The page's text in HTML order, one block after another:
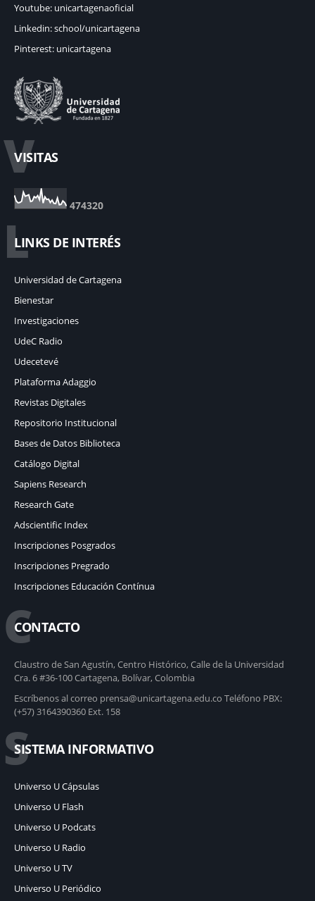
Youtube: unicartagenaoficial
Linkedin: school/unicartagena
Pinterest: unicartagena
V
VISITAS
474320
L
LINKS DE INTERÉS
Universidad de Cartagena
Bienestar
Investigaciones
UdeC Radio
Udecetevé
Plataforma Adaggio
Revistas Digitales
Repositorio Institucional
Bases de Datos Biblioteca
Catálogo Digital
Sapiens Research
Research Gate
Adscientific Index
Inscripciones Posgrados
Inscripciones Pregrado
Inscripciones Educación Contínua
C
CONTACTO
Claustro de San Agustín, Centro Histórico, Calle de la Universidad
Cra. 6 #36-100 Cartagena, Bolívar, Colombia
Escríbenos al correo prensa@unicartagena.edu.co Teléfono PBX:
(+57) 3164390360 Ext. 158
S
SISTEMA INFORMATIVO
Universo U Cápsulas
Universo U Flash
Universo U Podcats
Universo U Radio
Universo U TV
Universo U Periódico